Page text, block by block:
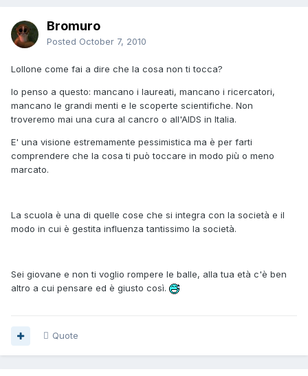
Bromuro
Posted October 7, 2010
Lollone come fai a dire che la cosa non ti tocca?
Io penso a questo: mancano i laureati, mancano i ricercatori,
mancano le grandi menti e le scoperte scientifiche. Non
troveremo mai una cura al cancro o all'AIDS in Italia.
E' una visione estremamente pessimistica ma è per farti
comprendere che la cosa ti può toccare in modo più o meno
marcato.
La scuola è una di quelle cose che si integra con la società e il
modo in cui è gestita influenza tantissimo la società.
Sei giovane e non ti voglio rompere le balle, alla tua età c'è ben
altro a cui pensare ed è giusto così.
Quote